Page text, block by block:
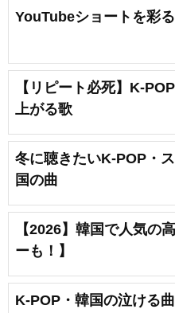
YouTubeショートを彩
【リピート必死】K-
上がる歌
冬に聴きたいK-POP・
国の曲
【2026】韓国で人気の
ーも！】
K-POP・韓国の泣ける